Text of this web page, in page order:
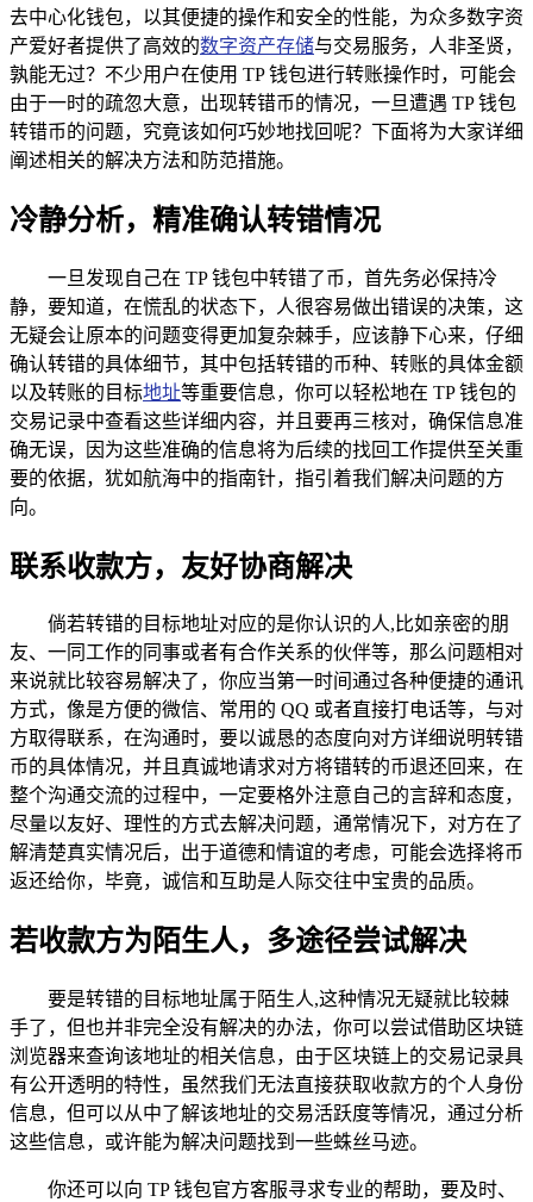
去中心化钱包，以其便捷的操作和安全的性能，为众多数字资
产爱好者提供了高效的数字资产存储与交易服务，人非圣贤，
孰能无过？不少用户在使用 TP 钱包进行转账操作时，可能会
由于一时的疏忽大意，出现转错币的情况，一旦遭遇 TP 钱包
转错币的问题，究竟该如何巧妙地找回呢？下面将为大家详细
阐述相关的解决方法和防范措施。
冷静分析，精准确认转错情况
一旦发现自己在 TP 钱包中转错了币，首先务必保持冷
静，要知道，在慌乱的状态下，人很容易做出错误的决策，这
无疑会让原本的问题变得更加复杂棘手，应该静下心来，仔细
确认转错的具体细节，其中包括转错的币种、转账的具体金额
以及转账的目标地址等重要信息，你可以轻松地在 TP 钱包的
交易记录中查看这些详细内容，并且要再三核对，确保信息准
确无误，因为这些准确的信息将为后续的找回工作提供至关重
要的依据，犹如航海中的指南针，指引着我们解决问题的方
向。
联系收款方，友好协商解决
倘若转错的目标地址对应的是你认识的人,比如亲密的朋
友、一同工作的同事或者有合作关系的伙伴等，那么问题相对
来说就比较容易解决了，你应当第一时间通过各种便捷的通讯
方式，像是方便的微信、常用的 QQ 或者直接打电话等，与对
方取得联系，在沟通时，要以诚恳的态度向对方详细说明转错
币的具体情况，并且真诚地请求对方将错转的币退还回来，在
整个沟通交流的过程中，一定要格外注意自己的言辞和态度，
尽量以友好、理性的方式去解决问题，通常情况下，对方在了
解清楚真实情况后，出于道德和情谊的考虑，可能会选择将币
返还给你，毕竟，诚信和互助是人际交往中宝贵的品质。
若收款方为陌生人，多途径尝试解决
要是转错的目标地址属于陌生人,这种情况无疑就比较棘
手了，但也并非完全没有解决的办法，你可以尝试借助区块链
浏览器来查询该地址的相关信息，由于区块链上的交易记录具
有公开透明的特性，虽然我们无法直接获取收款方的个人身份
信息，但可以从中了解该地址的交易活跃度等情况，通过分析
这些信息，或许能为解决问题找到一些蛛丝马迹。
你还可以向 TP 钱包官方客服寻求专业的帮助，要及时、